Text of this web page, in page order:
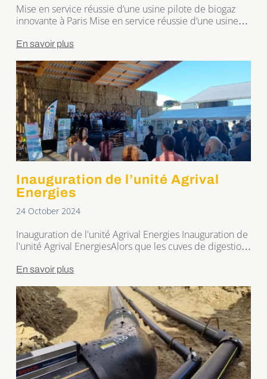
Mise en service réussie d’une usine pilote de biogaz
innovante à Paris Mise en service réussie d’une usine
dernier, France Biogaz était aux côtés de ses
usine pilote sur le site de SIAAP Seine Grésillons. Cette
usine a […]
En savoir plus
Inauguration de l’unité Agrival
Energies
24 October 2024
Inauguration de l'unité Agrival Energies Inauguration de
l'unité Agrival EnergiesAlors que les cuves de digestion
bâtiments sont en cours de montage, les réseaux de
venir courant août, la pose des agitateurs dans le
digesteur
En savoir plus